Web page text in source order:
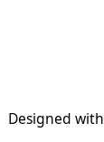
Designed with